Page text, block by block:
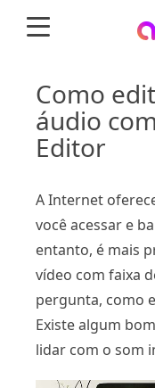
Como
áudio
Editor
A Internet
você acessar e
entanto, é mais
vídeo com faixa
pergunta, como
Existe algum
lidar com o som